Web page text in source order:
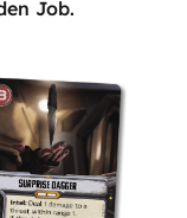
Job.